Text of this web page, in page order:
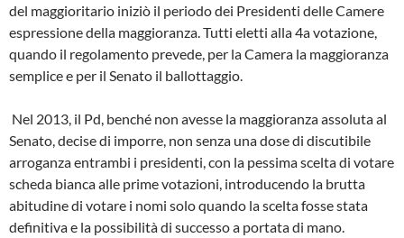
del maggioritario iniziò il periodo dei Presidenti delle Camere
espressione della maggioranza. Tutti eletti alla 4a votazione,
quando il regolamento prevede, per la Camera la maggioranza
semplice e per il Senato il ballottaggio.
Nel 2013, il Pd, benché non avesse la maggioranza assoluta al
Senato, decise di imporre, non senza una dose di discutibile
arroganza entrambi i presidenti, con la pessima scelta di votare
scheda bianca alle prime votazioni, introducendo la brutta
abitudine di votare i nomi solo quando la scelta fosse stata
definitiva e la possibilità di successo a portata di mano.